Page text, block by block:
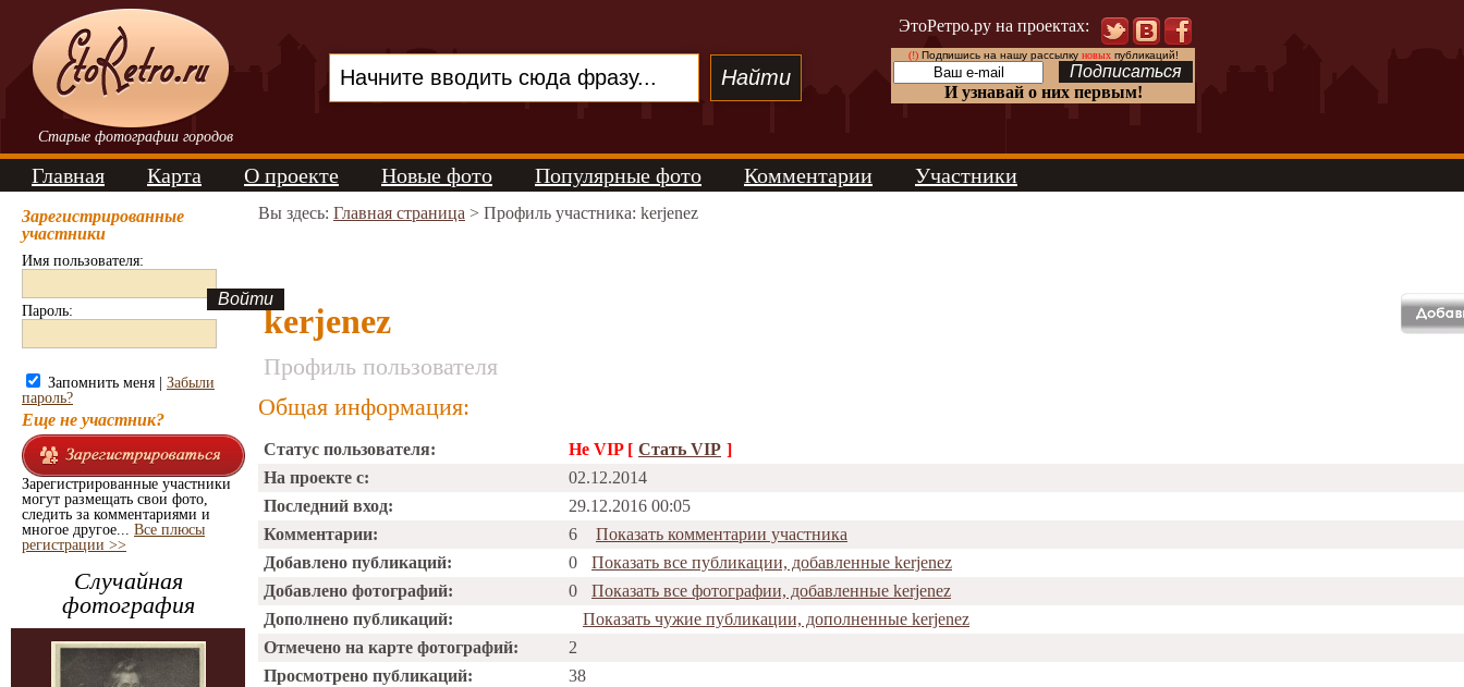
Старые фотографии городов
ЭтоРетро.ру на проектах:
(!)Подпишись на нашу рассылку новыхпубликаций!
И узнавай о них первым!
Главная Карта О проекте Новые фото Популярные фото Комментарии Участники
Зарегистрированные
участники
Имя пользователя:
Пароль:
Запомнить меня | Забыли
пароль?
Еще не участник?
Зарегистрированные участники
могут размещать свои фото,
следить за комментариями и
многое другое... Все плюсы
регистрации >>
Случайная
фотография
Вы здесь: Главная страница > Профиль участника: kerjenez
kerjenez
Профиль пользователя
Общая информация:
Статус пользователя: Не VIP [ Стать VIP ]
На проекте с:
02.12.2014
Последний вход:
29.12.2016 00:05
Комментарии:
6
Показать комментарии участника
Добавлено публикаций:
0
Показать все публикации, добавленные kerjenez
Добавлено фотографий:
0
Показать все фотографии, добавленные kerjenez
Дополнено публикаций:
Показать чужие публикации, дополненные kerjenez
Отмечено на карте фотографий:
2
Просмотрено публикаций:
38